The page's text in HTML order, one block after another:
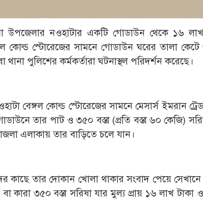
উপজেলার নওহাটার একটি গোডাউন থেকে ১৬
কোল্ড স্টোরেজের সামনে গোডাউন ঘরের তালা কেটে
থানা পুলিশের কর্মকর্তারা ঘটনাস্থল পরিদর্শন করেছে।
বেঙ্গল কোল্ড স্টোরেজের সামনে মেসার্স ইমরান
তার পাট ও ৩৫০ বস্তা (প্রতি বস্তা ৬০ কেজি)
এলাকায় তার বাড়িতে চলে যান।
কাছে তার দোকান খোলা থাকার সংবাদ পেয়ে
কারা ৩৫০ বস্তা সরিষা যার মুল্য প্রায় ১৬ লাখ টাকা